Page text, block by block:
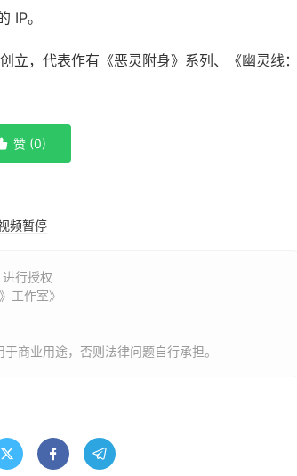
IP。
，代表作有《恶灵附身》系列、《幽灵线：
赞 (0)
频暂停
行授权
工作室》
商业用途，否则法律问题自行承担。
  